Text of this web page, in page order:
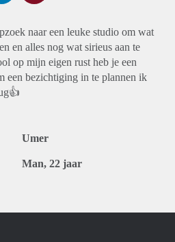
naar een leuke studio om wat
en alles nog wat sirieus aan te
op mijn eigen rust heb je een
een bezichtiging in te plannen ik
Umer
Man, 22 jaar